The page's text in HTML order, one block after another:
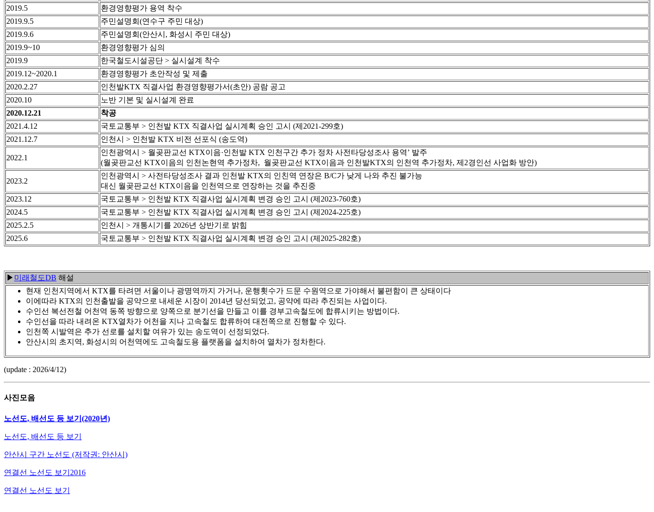
2019.5
환경영향평가 용역 착수
2019.9.5
주민설명회(연수구 주민 대상)
2019.9.6
주민설명회(안산시, 화성시 주민 대상)
2019.9~10
환경영향평가 심의
2019.9
한국철도시설공단 > 실시설계 착수
2019.12~2020.1
환경영향평가 초안작성 및 제출
2020.2.27
인천발KTX 직결사업 환경영향평가서(초안) 공람 공고
2020.10
노반 기본 및 실시설계 완료
2020.12.21
착공
2021.4.12
국토교통부 > 인천발 KTX 직결사업 실시계획 승인 고시 (제2021-299호)
2021.12.7
인천시 > 인천발 KTX 비전 선포식 (송도역)
2022.1
인천광역시 > 월곶판교선 KTX이음·인천발 KTX 인천구간 추가 정차 사전타당성조사 용역’ 발주
(월곶판교선 KTX이음의 인천논현역 추가정차, 월곶판교선 KTX이음과 인천발KTX의 인천역 추가정차, 제2경인선 사업화 방안)
2023.2
인천광역시 > 사전타당성조사 결과 인천발 KTX의 인친역 연장은 B/C가 낮게 나와 추진 불가능
대신 월곶판교선 KTX이음을 인천역으로 연장하는 것을 추진중
2023.12
국토교통부 > 인천발 KTX 직결사업 실시계획 변경 승인 고시 (제2023-760호)
2024.5
국토교통부 > 인천발 KTX 직결사업 실시계획 변경 승인 고시 (제2024-225호)
2025.2.5
인천시 > 개통시기를 2026년 상반기로 밝힘
2025.6
국토교통부 > 인천발 KTX 직결사업 실시계획 변경 승인 고시 (제2025-282호)
▶ 미래철도DB 해설
현재 인천지역에서 KTX를 타려면 서울이나 광명역까지 가거나, 운행횟수가 드문 수원역으로 가야해서 불편함이 큰 상태이다
이에따라 KTX의 인천출발을 공약으로 내세운 시장이 2014년 당선되었고, 공약에 따라 추진되는 사업이다.
수인선 복선전철 어천역 동쪽 방향으로 양쪽으로 분기선을 만들고 이를 경부고속철도에 합류시키는 방법이다.
수인선을 따라 내려온 KTX열차가 어천을 지나 고속철도 합류하여 대전쪽으로 진행할 수 있다.
인천쪽 시발역은 추가 선로를 설치할 여유가 있는 송도역이 선정되었다.
안산시의 초지역, 화성시의 어천역에도 고속철도용 플랫폼을 설치하여 열차가 정차한다.
(update : 2026/4/12)
사진모음
노선도, 배선도 등 보기 (2020년)
노선도, 배선도 등 보기
안산시 구간 노선도 (저작권: 안산시)
연결선 노선도 보기2016
연결선 노선도 보기